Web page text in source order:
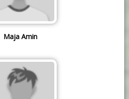
Maja Amin